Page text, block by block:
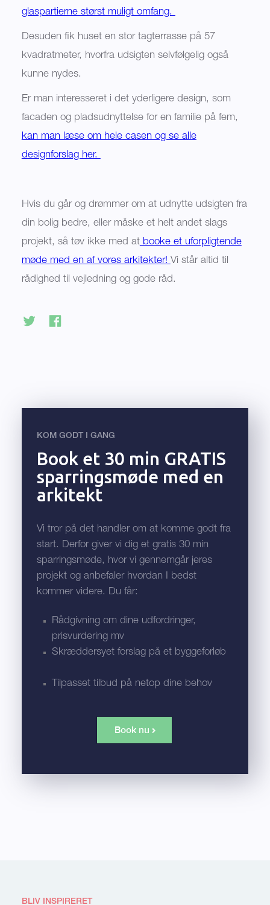
glaspartierne størst muligt omfang.
Desuden fik huset en stor tagterrasse på 57
kvadratmeter, hvorfra udsigten selvfølgelig også
kunne nydes.
Er man interesseret i det yderligere design, som
facaden og pladsudnyttelse for en familie på fem,
kan man læse om hele casen og se alle
designforslag her.
Hvis du går og drømmer om at udnytte udsigten fra
din bolig bedre, eller måske et helt andet slags
projekt, så tøv ikke med atbooke et uforpligtende
møde med en af vores arkitekter! Vi står altid til
rådighed til vejledning og gode råd.
KOM GODT I GANG
Book et 30 min GRATIS
sparringsmøde med en
arkitekt
Vi tror på det handler om at komme godt fra
start. Derfor giver vi dig et gratis 30 min
sparringsmøde, hvor vi gennemgår jeres
projekt og anbefaler hvordan I bedst
kommer videre. Du får:
Rådgivning om dine udfordringer,
prisvurdering mv
Skræddersyet forslag på et byggeforløb
Tilpasset tilbud på netop dine behov
Book nu
BLIV INSPIRERET